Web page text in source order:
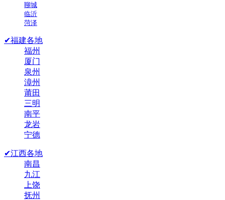
聊城
临沂
菏泽
✔福建各地
福州
厦门
泉州
漳州
莆田
三明
南平
龙岩
宁德
✔江西各地
南昌
九江
上饶
抚州